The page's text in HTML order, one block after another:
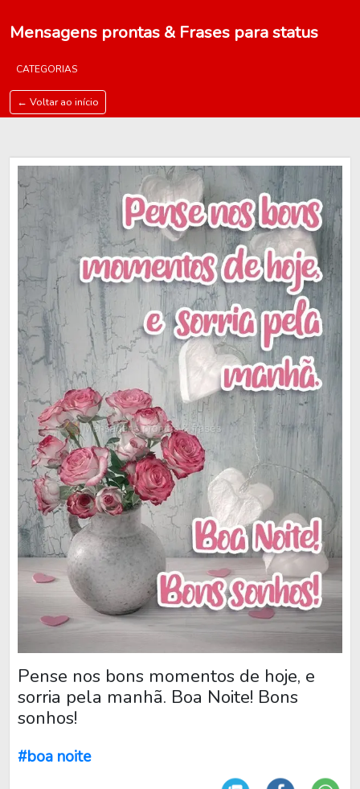
Mensagens prontas & Frases para status
CATEGORIAS
← Voltar ao início
Pense nos bons momentos de hoje, e
sorria pela manhã. Boa Noite! Bons
sonhos!
#boa noite